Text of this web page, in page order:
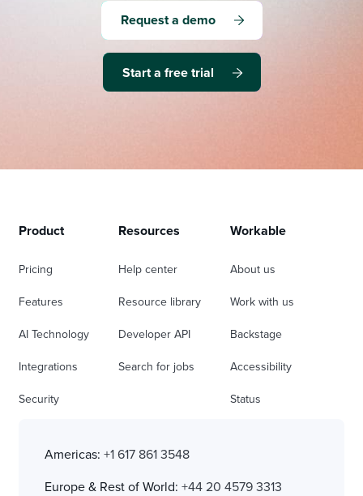
Request a demo
Start a free trial
Product
Pricing
Features
AI Technology
Integrations
Security
Resources
Help center
Resource library
Developer API
Search for jobs
Workable
About us
Work with us
Backstage
Accessibility
Status
Americas: +1 617 861 3548
Europe & Rest of World: +44 20 4579 3313